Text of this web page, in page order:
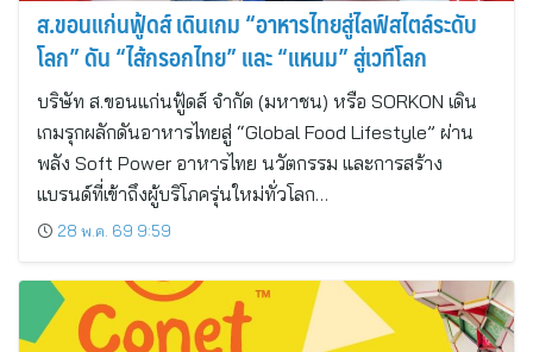
ส.ขอนแก่นฟู้ดส์ เดินเกม “อาหารไทยสู่ไลฟ์สไตล์ระดับ
โลก” ดัน “ไส้กรอกไทย” และ “แหนม” สู่เวทีโลก
บริษัท ส.ขอนแก่นฟู้ดส์ จำกัด (มหาชน) หรือ SORKON เดิน
เกมรุกผลักดันอาหารไทยสู่ “Global Food Lifestyle” ผ่าน
พลัง Soft Power อาหารไทย นวัตกรรม และการสร้าง
แบรนด์ที่เข้าถึงผู้บริโภครุ่นใหม่ทั่วโลก…
28 พ.ค. 69 9:59